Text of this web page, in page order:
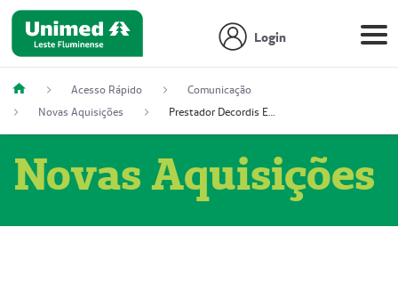
Login
Acesso Rápido
Comunicação
Novas Aquisições
Prestador Decordis Exames Cardiológicos LTDA (51004347-4)
Novas Aquisições